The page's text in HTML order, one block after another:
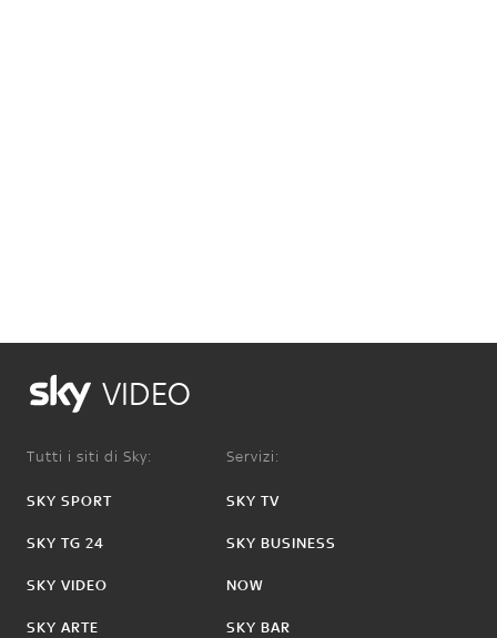
VIDEO
Tutti i siti di Sky:
SKY SPORT
SKY TG 24
SKY VIDEO
SKY ARTE
Servizi:
SKY TV
SKY BUSINESS
NOW
SKY BAR